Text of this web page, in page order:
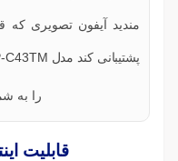
مندید آیفون تصویری که
پشتیبانی کند مدل VDP-C43TM و
را به
قابلیت